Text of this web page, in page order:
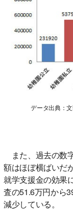
データ出典：
また、過去の数
額はほぼ横ばいだ
就学支援金の効果
査の51.6万円から
減少している。